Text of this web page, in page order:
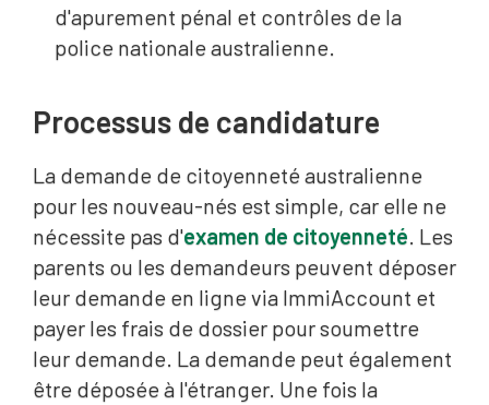
d'apurement pénal et contrôles de la
police nationale australienne.
Processus de candidature
La demande de citoyenneté australienne
pour les nouveau-nés est simple, car elle ne
nécessite pas d'examen de citoyenneté. Les
parents ou les demandeurs peuvent déposer
leur demande en ligne via ImmiAccount et
payer les frais de dossier pour soumettre
leur demande. La demande peut également
être déposée à l'étranger. Une fois la